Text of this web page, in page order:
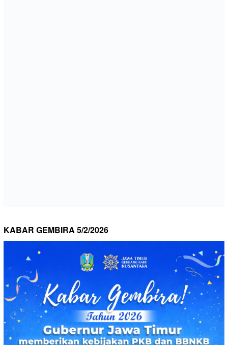
KABAR GEMBIRA 5/2/2026